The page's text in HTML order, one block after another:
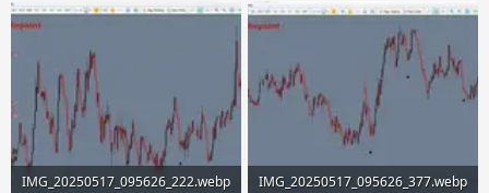
IMG_20250517_095626_222.webp
IMG_20250517_095626_377.webp